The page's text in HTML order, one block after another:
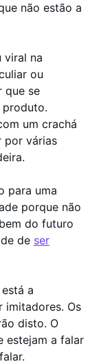
não estão a
viral na
ou
que se
produto.
um crachá
por várias
para uma
porque não
do futuro
de ser
a
imitadores. Os
disto. O
estejam a falar